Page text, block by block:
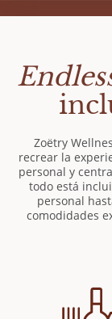
Zoëtry
recrear la
personal y
todo está
personal
comodidades